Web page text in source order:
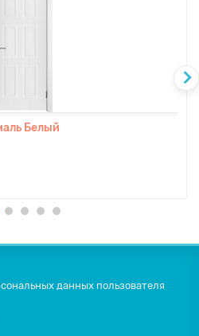
Белый
данных пользователя